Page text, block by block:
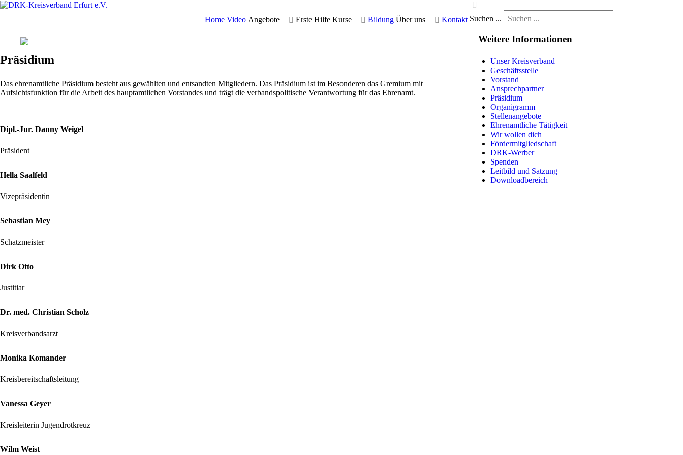
Home Video Angebote Erste Hilfe Kurse Bildung Über uns Kontakt Suchen ...
Präsidium
Das ehrenamtliche Präsidium besteht aus gewählten und entsandten Mitgliedern. Das Präsidium ist im Besonderen das Gremium mit
Aufsichtsfunktion für die Arbeit des hauptamtlichen Vorstandes und trägt die verbandspolitische Verantwortung für das Ehrenamt.
Dipl.-Jur. Danny Weigel
Präsident
Hella Saalfeld
Vizepräsidentin
Sebastian Mey
Schatzmeister
Dirk Otto
Justitiar
Dr. med. Christian Scholz
Kreisverbandsarzt
Monika Komander
Kreisbereitschaftsleitung
Vanessa Geyer
Kreisleiterin Jugendrotkreuz
Wilm Weist
Weitere Informationen
Unser Kreisverband
Geschäftsstelle
Vorstand
Ansprechpartner
Präsidium
Organigramm
Stellenangebote
Ehrenamtliche Tätigkeit
Wir wollen dich
Fördermitgliedschaft
DRK-Werber
Spenden
Leitbild und Satzung
Downloadbereich